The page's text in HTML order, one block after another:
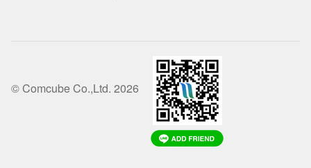
© Comcube Co.,Ltd. 2026